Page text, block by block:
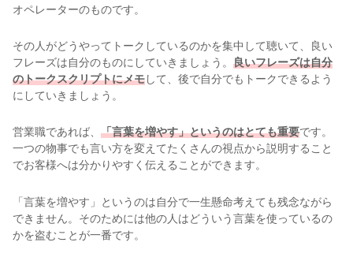
オペレーターのものです。
その人がどうやってトークしているのかを集中して聴いて、良い
フレーズは自分のものにしていきましょう。 良いフレーズは自分
のトークスクリプトにメモして、後で自分でもトークできるよう
にしていきましょう。
営業職であれば、 「言葉を増やす」というのはとても重要です。
一つの物事でも言い方を変えてたくさんの視点から説明すること
でお客様へは分かりやすく伝えることができます。
「言葉を増やす」というのは自分で一生懸命考えても残念ながら
できません。そのためには他の人はどういう言葉を使っているの
かを盗むことが一番です。